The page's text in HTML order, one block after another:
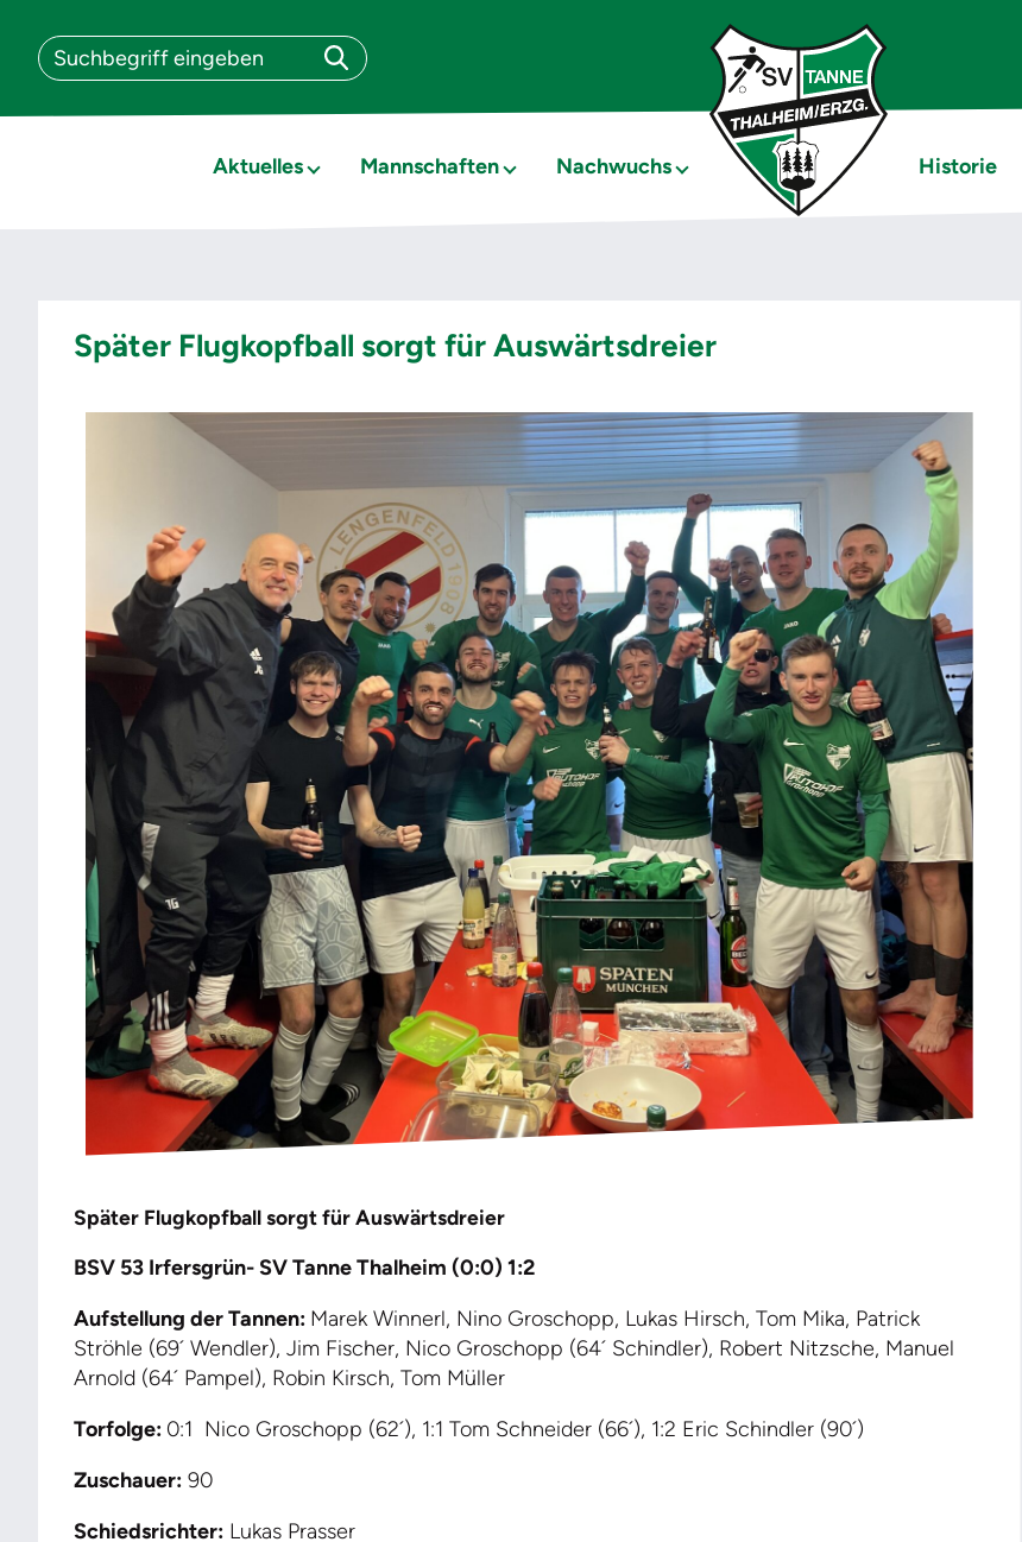
Aktuelles Mannschaften Nachwuchs Historie
Später Flugkopfball sorgt für Auswärtsdreier
Später Flugkopfball sorgt für Auswärtsdreier
BSV 53 Irfersgrün- SV Tanne Thalheim (0:0) 1:2
Aufstellung der Tannen: Marek Winnerl, Nino Groschopp, Lukas Hirsch, Tom Mika, Patrick
Ströhle (69´ Wendler), Jim Fischer, Nico Groschopp (64´ Schindler), Robert Nitzsche, Manuel
Arnold (64´ Pampel), Robin Kirsch, Tom Müller
Torfolge: 0:1 Nico Groschopp (62´), 1:1 Tom Schneider (66´), 1:2 Eric Schindler (90´)
Zuschauer: 90
Schiedsrichter: Lukas Prasser